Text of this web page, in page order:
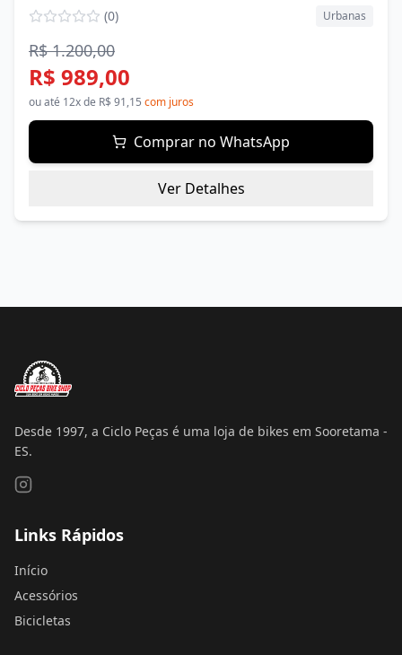
(0) Urbanas
R$ 1.200,00
R$ 989,00
ou até 12x de R$ 91,15 com juros
Comprar no WhatsApp
Ver Detalhes
Desde 1997, a Ciclo Peças é uma loja de bikes em Sooretama -
ES.
Links Rápidos
Início
Acessórios
Bicicletas